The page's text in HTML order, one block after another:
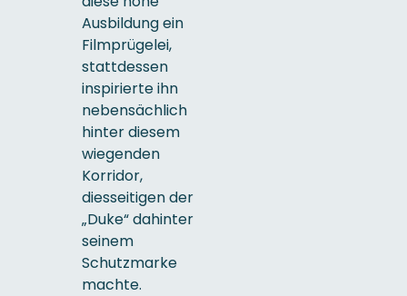
Ausbildung ein
Filmprügelei,
stattdessen
inspirierte ihn
nebensächlich
hinter diesem
wiegenden
Korridor,
diesseitigen der
„Duke“ dahinter
seinem
Schutzmarke
machte.